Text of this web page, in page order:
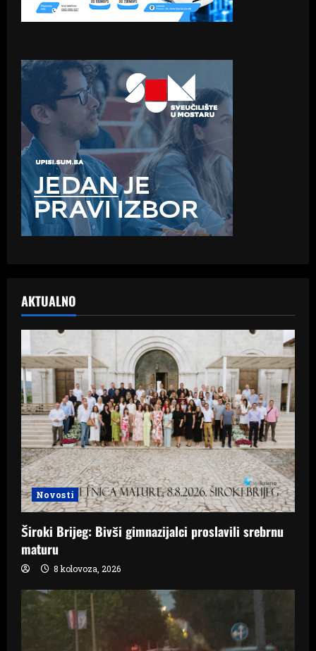
AKTUALNO
Novosti
Široki Brijeg: Bivši gimnazijalci proslavili srebrnu
maturu
8 kolovoza, 2026